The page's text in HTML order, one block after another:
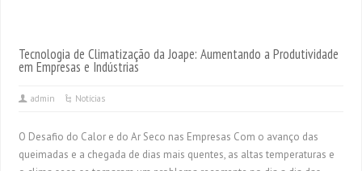
Tecnologia de Climatização da Joape: Aumentando a Produtividade
em Empresas e Indústrias
admin Notícias
O Desafio do Calor e do Ar Seco nas Empresas Com o avanço das
queimadas e a chegada de dias mais quentes, as altas temperaturas e